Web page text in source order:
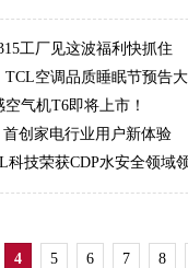
工厂见这波福利快抓住
空调品质睡眠节预告
气机T6即将上市！
创家电行业用户新体验
科技荣获CDP水安全领域
4 5 6 7 8